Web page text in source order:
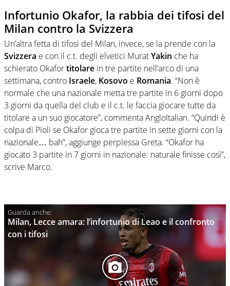
Infortunio Okafor, la rabbia dei tifosi del
Milan contro la Svizzera
Un’altra fetta di tifosi del Milan, invece, se la prende con la
Svizzera e con il c.t. degli elvetici MuratYakin che ha
schierato Okafortitolare in tre partite nell’arco di una
settimana, contro Israele, Kosovo e Romania. “Non è
normale che una nazionale metta tre partite in 6 giorni dopo
3 giorni da quella del club e il c.t. le faccia giocare tutte da
titolare a un suo giocatore”, commenta AngloItalian. “Quindi è
colpa di Pioli se Okafor gioca tre partite in sette giorni con la
nazionale… bah”, aggiunge perplessa Greta. “Okafor ha
giocato 3 partite in 7 giorni in nazionale: naturale finisse così”,
scrive Marco.
Milan, Lecce amara: l’infortunio di Leao e il confronto
con i tifosi